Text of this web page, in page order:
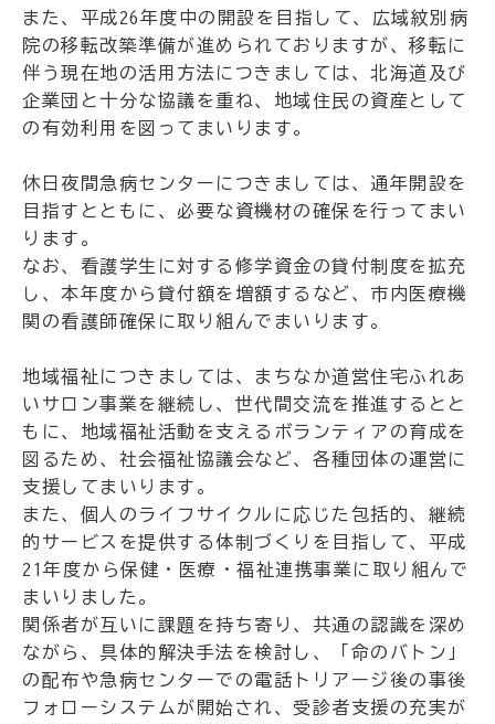
また、平成26年度中の開設を目指して、広域紋別病
院の移転改築準備が進められておりますが、移転に
伴う現在地の活用方法につきましては、北海道及び
企業団と十分な協議を重ね、地域住民の資産として
の有効利用を図ってまいります。
休日夜間急病センターにつきましては、通年開設を
目指すとともに、必要な資機材の確保を行ってまい
ります。
なお、看護学生に対する修学資金の貸付制度を拡充
し、本年度から貸付額を増額するなど、市内医療機
関の看護師確保に取り組んでまいります。
地域福祉につきましては、まちなか道営住宅ふれあ
いサロン事業を継続し、世代間交流を推進するとと
もに、地域福祉活動を支えるボランティアの育成を
図るため、社会福祉協議会など、各種団体の運営に
支援してまいります。
また、個人のライフサイクルに応じた包括的、継続
的サービスを提供する体制づくりを目指して、平成
21年度から保健・医療・福祉連携事業に取り組んで
まいりました。
関係者が互いに課題を持ち寄り、共通の認識を深め
ながら、具体的解決手法を検討し、「命のバトン」
の配布や急病センターでの電話トリアージ後の事後
フォローシステムが開始され、受診者支援の充実が